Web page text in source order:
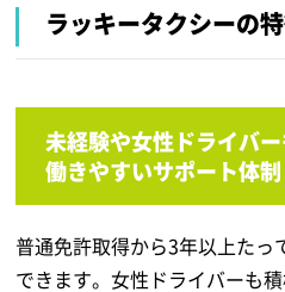
ラッキータクシーの
未経験や女性ドライバ
働きやすいサポート体制
普通免許取得から3年以上た
できます。女性ドライバーも